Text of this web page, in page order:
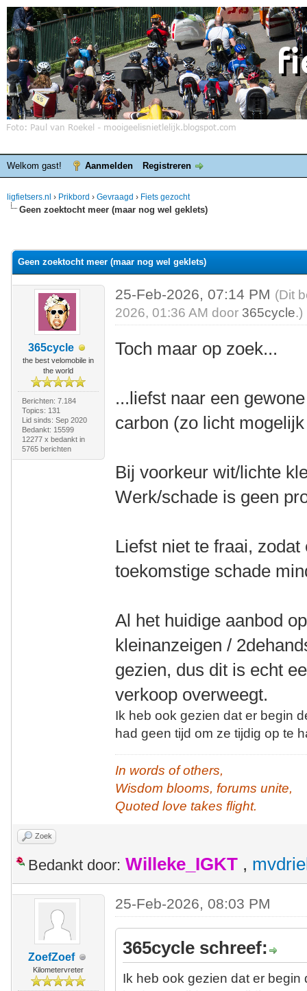
Welkom gast! Aanmelden Registreren
ligfietsers.nl › Prikbord › Gevraagd › Fiets gezocht
Geen zoektocht meer (maar nog wel geklets)
Geen zoektocht meer (maar nog wel geklets)
365cycle
the best velomobile in
the world
Berichten: 7.184
Topics: 131
Lid sinds: Sep 2020
Bedankt: 15599
12277 x bedankt in
5765 berichten
25-Feb-2026, 07:14 PM (Dit
2026, 01:36 AM door 365cycle.)
Toch maar op zoek...
...liefst naar een
carbon (zo licht
Bij voorkeur wit/lichte
Werk/schade is geen
Liefst niet te fraai, zodat
toekomstige schade
Al het huidige aanbod
kleinanzeigen /
gezien, dus dit is echt
verkoop overweegt.
Ik heb ook gezien dat er begin
had geen tijd om ze tijdig op te
In words of others,
Wisdom blooms, forums unite,
Quoted love takes flight.
Zoek
Bedankt door: Willeke_IGKT ,
ZoefZoef
Kilometervreter
25-Feb-2026, 08:03 PM
365cycle schreef:
Ik heb ook gezien dat er